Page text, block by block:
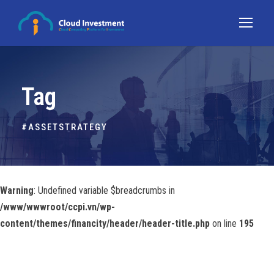
Tag
#ASSETSTRATEGY
Warning: Undefined variable $breadcrumbs in
/www/wwwroot/ccpi.vn/wp-
content/themes/financity/header/header-title.php on line 195